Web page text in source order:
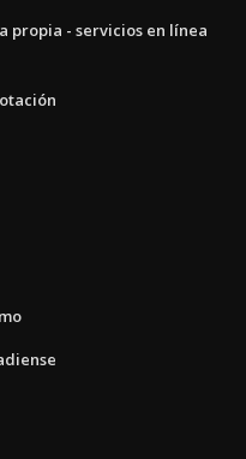
propia - servicios en línea